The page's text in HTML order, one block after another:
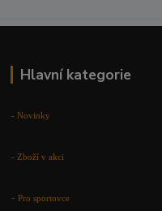
Hlavní kategorie
-Novinky
-Zboží v akci
-Pro sportovce